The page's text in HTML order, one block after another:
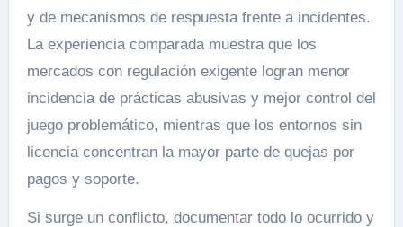
y de mecanismos de respuesta frente a incidentes.
La experiencia comparada muestra que los
mercados con regulación exigente logran menor
incidencia de prácticas abusivas y mejor control del
juego problemático, mientras que los entornos sin
licencia concentran la mayor parte de quejas por
pagos y soporte.
Si surge un conflicto, documentar todo lo ocurrido y